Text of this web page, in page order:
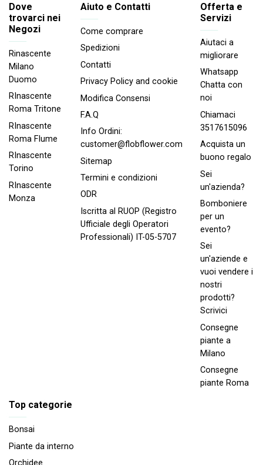
Dove
trovarci nei
Negozi
Rinascente
Milano
Duomo
RInascente
Roma Tritone
RInascente
Roma FIume
RInascente
Torino
RInascente
Monza
Aiuto e Contatti
Come comprare
Spedizioni
Contatti
Privacy Policy and cookie
Modifica Consensi
F.A.Q
Info Ordini:
customer@flobflower.com
Sitemap
Termini e condizioni
ODR
Iscritta al RUOP (Registro
Ufficiale degli Operatori
Professionali) IT-05-5707
Offerta e
Servizi
Aiutaci a
migliorare
Whatsapp
Chatta con
noi
Chiamaci
3517615096
Acquista un
buono regalo
Sei
un'azienda?
Bomboniere
per un
evento?
Sei
un'aziende e
vuoi vendere i
nostri
prodotti?
Scrivici
Consegne
piante a
Milano
Consegne
piante Roma
Top categorie
Bonsai
Piante da interno